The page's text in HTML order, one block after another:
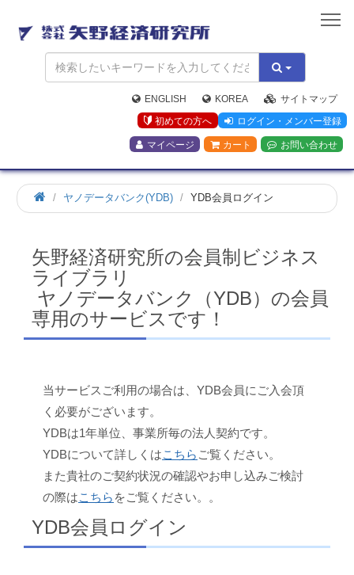
矢
野
経
済
研
究
所
ENGLISH KOREA
サイトマップ
初めての方へ
ログイン・メンバー登録
マイページ カート お問い合わせ
ホ
ー
ヤノデータバンク(YDB) YDB会員ログイン
矢野経済研究所の会員制ビジネス
ライブラリ
ヤノデータバンク（YDB）の会員
専用のサービスです！
当サービスご利用の場合は、YDB会員にご入会頂
く必要がございます。
YDBは1年単位、事業所毎の法人契約です。
YDBについて詳しくはこちら ご覧ください。
また貴社のご契約状況の確認やお申し込みご検討
の際はこちら をご覧ください。。
YDB会員ログイン